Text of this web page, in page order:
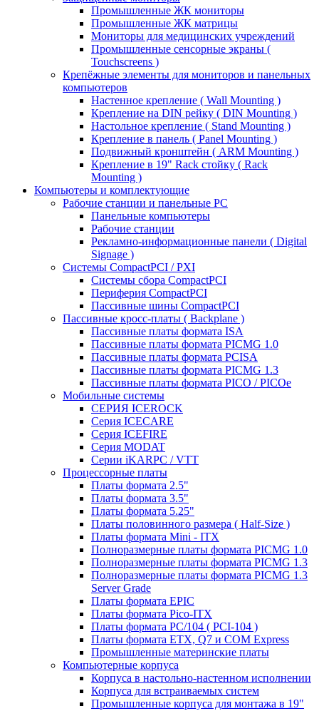
Промышленные ЖК мониторы
Промышленные ЖК матрицы
Мониторы для медицинских учреждений
Промышленные сенсорные экраны (
Touchscreens )
Крепёжные элементы для мониторов и панельных
компьютеров
Настенное крепление ( Wall Mounting )
Крепление на DIN рейку ( DIN Mounting )
Настольное крепление ( Stand Mounting )
Крепление в панель ( Panel Mounting )
Подвижный кронштейн ( ARM Mounting )
Крепление в 19" Rack стойку ( Rack
Mounting )
Компьютеры и комплектующие
Рабочие станции и панельные РС
Панельные компьютеры
Рабочие станции
Рекламно-информационные панели ( Digital
Signage )
Системы CompactPCI / PXI
Системы сбора CompactPCI
Периферия CompactPCI
Пассивные шины CompactPCI
Пассивные кросс-платы ( Backplane )
Пассивные платы формата ISA
Пассивные платы формата PICMG 1.0
Пассивные платы формата PCISA
Пассивные платы формата PICMG 1.3
Пассивные платы формата PICO / PICOe
Мобильные системы
СЕРИЯ ICEROCK
Серия ICECARE
Серия ICEFIRE
Серия MODAT
Серии iKARPC / VTT
Процессорные платы
Платы формата 2.5"
Платы формата 3.5"
Платы формата 5.25"
Платы половинного размера ( Half-Size )
Платы формата Mini - ITX
Полноразмерные платы формата PICMG 1.0
Полноразмерные платы формата PICMG 1.3
Полноразмерные платы формата PICMG 1.3
Server Grade
Платы формата EPIC
Платы формата Pico-ITX
Платы формата PC/104 ( PCI-104 )
Платы формата ETX, Q7 и COM Express
Промышленные материнские платы
Компьютерные корпуса
Корпуса в настольно-настенном исполнении
Корпуса для встраиваемых систем
Промышленные корпуса для монтажа в 19"